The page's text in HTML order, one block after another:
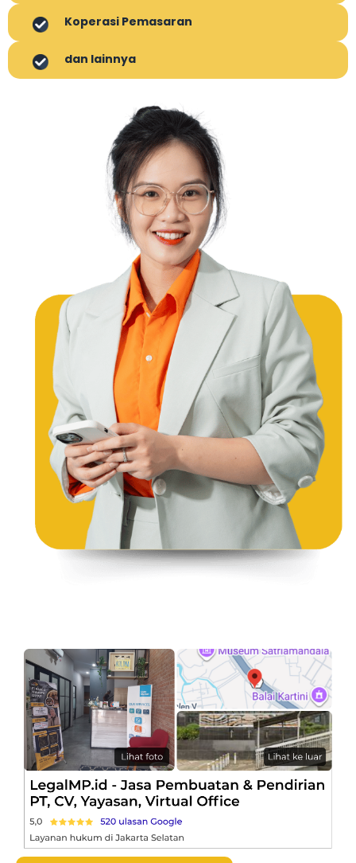
Koperasi Pemasaran
dan lainnya